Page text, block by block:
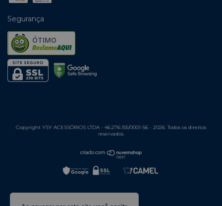
Segurança
ÓTIMO
Copyright YSY ACESSÓRIOS LTDA - 46.276.155/0001-56 - 2026. Todos os direitos
reservados.